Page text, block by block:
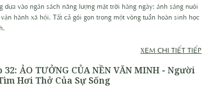
vào ngân sách năng lượng mặt trời hàng ngày: ánh sáng nuôi
hành xã hội. Tất cả gói gọn trong một vòng tuần hoàn sinh học
XEM CHI TIẾT TIẾP
32: ẢO TƯỞNG CỦA NỀN VĂN MINH - Người
Hơi Thở Của Sự Sống